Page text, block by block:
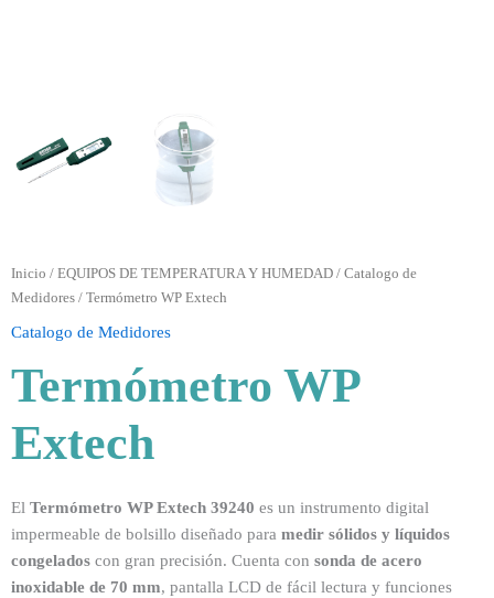
Inicio / EQUIPOS DE TEMPERATURA Y HUMEDAD / Catalogo de
Medidores / Termómetro WP Extech
Catalogo de Medidores
Termómetro WP
Extech
El Termómetro WP Extech 39240 es un instrumento digital
impermeable de bolsillo diseñado para medir sólidos y líquidos
congelados con gran precisión. Cuenta con sonda de acero
inoxidable de 70 mm, pantalla LCD de fácil lectura y funciones